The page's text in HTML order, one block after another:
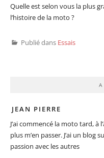
Quelle est selon vous la plus
l’histoire de la moto ?
Publié dans Essais
A
JEAN PIERRE
J’ai commencé la moto tard, à
plus m’en passer. J’ai un blog
passion avec les autres